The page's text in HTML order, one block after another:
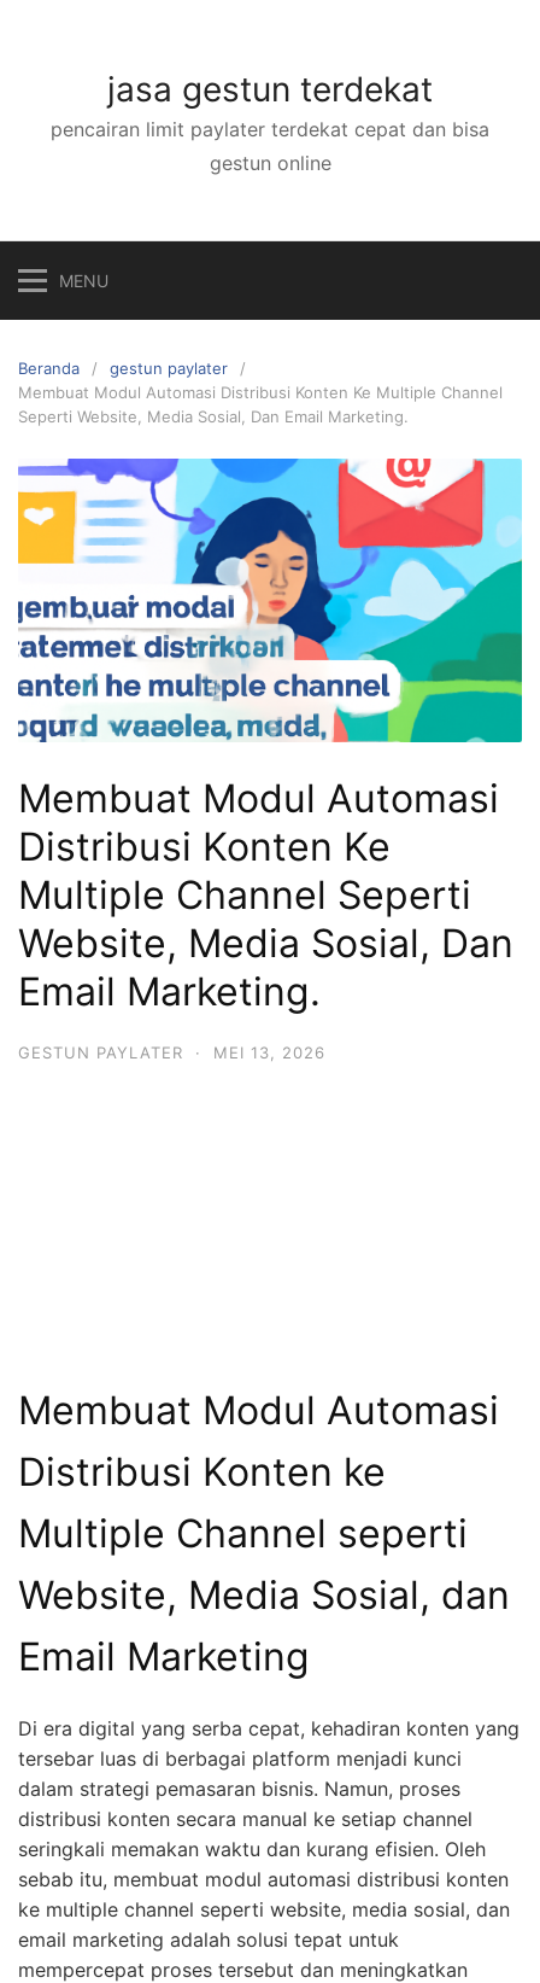
jasa gestun terdekat
pencairan limit paylater terdekat cepat dan bisa
gestun online
MENU
Beranda
gestun paylater
Membuat Modul Automasi Distribusi Konten Ke Multiple Channel
Seperti Website, Media Sosial, Dan Email Marketing.
Membuat Modul Automasi
Distribusi Konten Ke
Multiple Channel Seperti
Website, Media Sosial, Dan
Email Marketing.
GESTUN PAYLATER · MEI 13, 2026
Membuat Modul Automasi
Distribusi Konten ke
Multiple Channel seperti
Website, Media Sosial, dan
Email Marketing
Di era digital yang serba cepat, kehadiran konten yang
tersebar luas di berbagai platform menjadi kunci
dalam strategi pemasaran bisnis. Namun, proses
distribusi konten secara manual ke setiap channel
seringkali memakan waktu dan kurang efisien. Oleh
sebab itu, membuat modul automasi distribusi konten
ke multiple channel seperti website, media sosial, dan
email marketing adalah solusi tepat untuk
mempercepat proses tersebut dan meningkatkan